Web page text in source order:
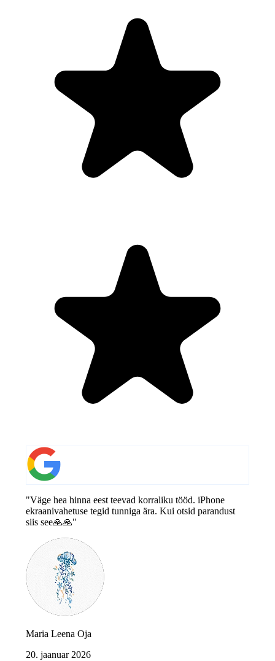
"Väge hea hinna eest teevad korraliku tööd. iPhone
ekraanivahetuse tegid tunniga ära. Kui otsid parandust
siis see🙏🙏"
Maria Leena Oja
20. jaanuar 2026